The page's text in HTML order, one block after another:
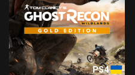
PS4